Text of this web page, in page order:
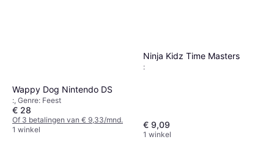
Wappy Dog Nintendo DS
:, Genre: Feest
€ 28
Of 3 betalingen van € 9,33/mnd.
1 winkel
Ninja Kidz Time Masters
:
€ 9,09
1 winkel